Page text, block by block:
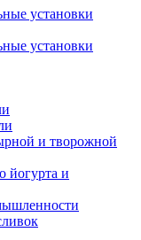
установки
установки
и творожной
йогурта и